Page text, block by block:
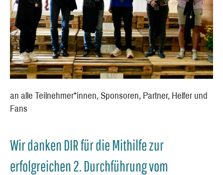
an alle Teilnehmer*innen, Sponsoren, Partner, Helfer und
Fans
Wir danken DIR für die Mithilfe zur
erfolgreichen 2. Durchführung vom